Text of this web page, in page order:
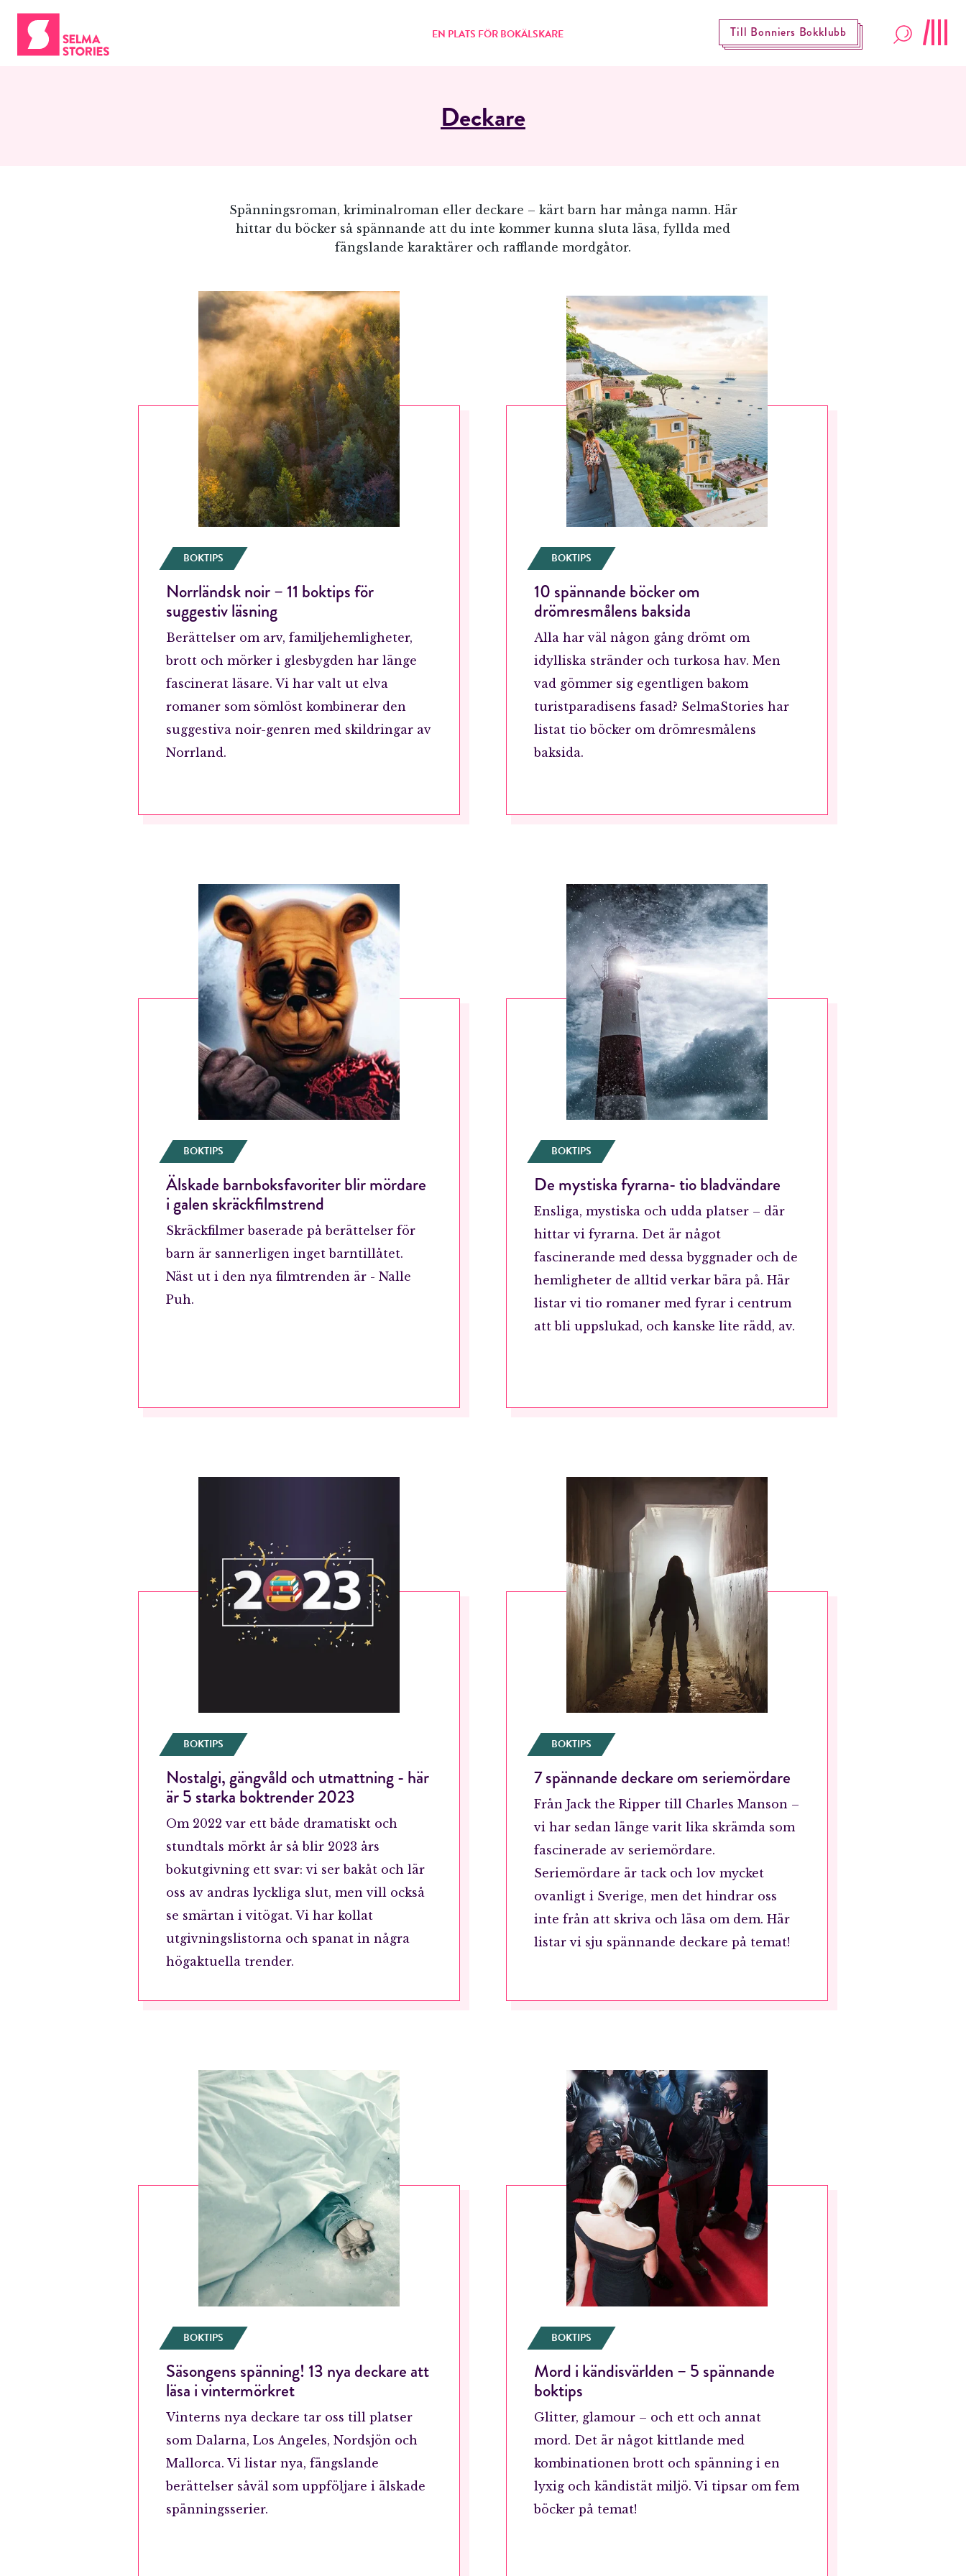
EN PLATS FÖR BOKÄLSKARE Till Bonniers Bokklubb
E-post*
Jag accepterar villkoren.
Deckare
Spänningsroman, kriminalroman eller deckare – kärt barn har många namn. Här
hittar du böcker så spännande att du inte kommer kunna sluta läsa, fyllda med
fängslande karaktärer och rafflande mordgåtor.
BOKTIPS
Norrländsk noir – 11 boktips för
suggestiv läsning
Berättelser om arv, familjehemligheter,
brott och mörker i glesbygden har länge
fascinerat läsare. Vi har valt ut elva
romaner som sömlöst kombinerar den
suggestiva noir-genren med skildringar av
Norrland.
BOKTIPS
10 spännande böcker om
drömresmålens baksida
Alla har väl någon gång drömt om
idylliska stränder och turkosa hav. Men
vad gömmer sig egentligen bakom
turistparadisens fasad? SelmaStories har
listat tio böcker om drömresmålens
baksida.
BOKTIPS
Älskade barnboksfavoriter blir mördare
i galen skräckfilmstrend
Skräckfilmer baserade på berättelser för
barn är sannerligen inget barntillåtet.
Näst ut i den nya filmtrenden är - Nalle
Puh.
BOKTIPS
De mystiska fyrarna- tio bladvändare
Ensliga, mystiska och udda platser – där
hittar vi fyrarna. Det är något
fascinerande med dessa byggnader och de
hemligheter de alltid verkar bära på. Här
listar vi tio romaner med fyrar i centrum
att bli uppslukad, och kanske lite rädd, av.
BOKTIPS
Nostalgi, gängvåld och utmattning - här
är 5 starka boktrender 2023
Om 2022 var ett både dramatiskt och
stundtals mörkt år så blir 2023 års
bokutgivning ett svar: vi ser bakåt och lär
oss av andras lyckliga slut, men vill också
se smärtan i vitögat. Vi har kollat
utgivningslistorna och spanat in några
högaktuella trender.
BOKTIPS
7 spännande deckare om seriemördare
Från Jack the Ripper till Charles Manson –
vi har sedan länge varit lika skrämda som
fascinerade av seriemördare.
Seriemördare är tack och lov mycket
ovanligt i Sverige, men det hindrar oss
inte från att skriva och läsa om dem. Här
listar vi sju spännande deckare på temat!
BOKTIPS
Säsongens spänning! 13 nya deckare att
läsa i vintermörkret
Vinterns nya deckare tar oss till platser
som Dalarna, Los Angeles, Nordsjön och
Mallorca. Vi listar nya, fängslande
berättelser såväl som uppföljare i älskade
spänningsserier.
BOKTIPS
Mord i kändisvärlden – 5 spännande
boktips
Glitter, glamour – och ett och annat
mord. Det är något kittlande med
kombinationen brott och spänning i en
lyxig och kändistät miljö. Vi tipsar om fem
böcker på temat!